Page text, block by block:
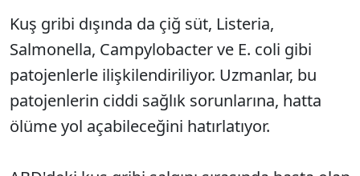
Kuş gribi dışında da çiğ süt, Listeria,
Salmonella, Campylobacter ve E. coli gibi
patojenlerle ilişkilendiriliyor. Uzmanlar, bu
patojenlerin ciddi sağlık sorunlarına, hatta
ölüme yol açabileceğini hatırlatıyor.